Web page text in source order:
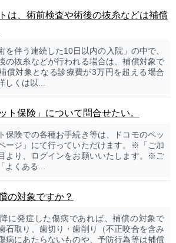
は、術前検査や術後の抜糸などは補償
を伴う連続した10日以内の入院」の中で、
の抜糸などが行われる場合は、補償対象で
償対象となる診療費が3万円を超える場合
しくは以...
ト保険」について問合せたい。
保険での各種お手続き等は、ドコモのペッ
ージ」にて行っていただけます。※「ご加
より、ログインをお願いいたします。※ご
よくある...
の対象ですか？
に発症した傷病であれば、補償の対象で
石取り、歯切り・歯削り（不正咬合を含み
病にあたらないものや、予防行為等は補償